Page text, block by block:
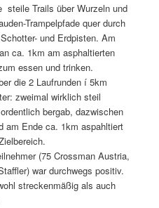
steile Trails über Wurzeln und
Trampelpfade quer durch
und Erdpisten. Am
ca. 1km am asphaltierten
essen und trinken.
die 2 Laufrunden í 5km
zweimal wirklich steil
bergab, dazwischen
am Ende ca. 1km aspahltiert
(75 Crossman Austria,
war durchwegs positiv.
streckenmäßig als auch